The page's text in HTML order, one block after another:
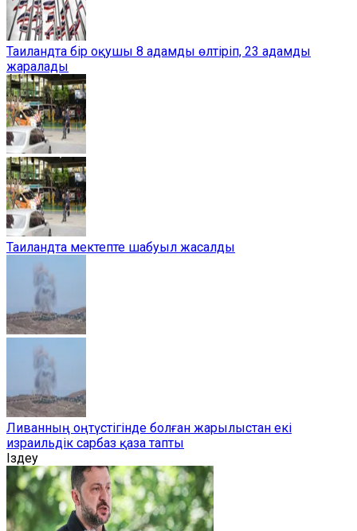
Таиландта бір оқушы 8 адамды өлтіріп, 23 адамды
жаралады
Таиландта мектепте шабуыл жасалды
Ливанның оңтүстігінде болған жарылыстан екі
израильдік сарбаз қаза тапты
Іздеу